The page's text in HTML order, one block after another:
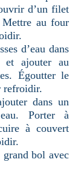
d’un filet
Mettre au four
d’eau dans
et ajouter au
Égoutter le
refroidir.
dans un
Porter à
à couvert
grand bol avec